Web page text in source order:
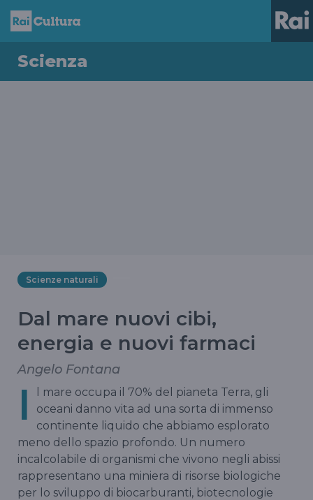
Scienza
Scienze naturali
Dal mare nuovi cibi,
energia e nuovi farmaci
Angelo Fontana
I
l mare occupa il 70% del pianeta Terra, gli
oceani danno vita ad una sorta di immenso
continente liquido che abbiamo esplorato
meno dello spazio profondo. Un numero
incalcolabile di organismi che vivono negli abissi
rappresentano una miniera di risorse biologiche
per lo sviluppo di biocarburanti, biotecnologie